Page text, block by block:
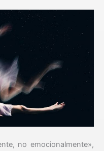
no emocionalmente»,